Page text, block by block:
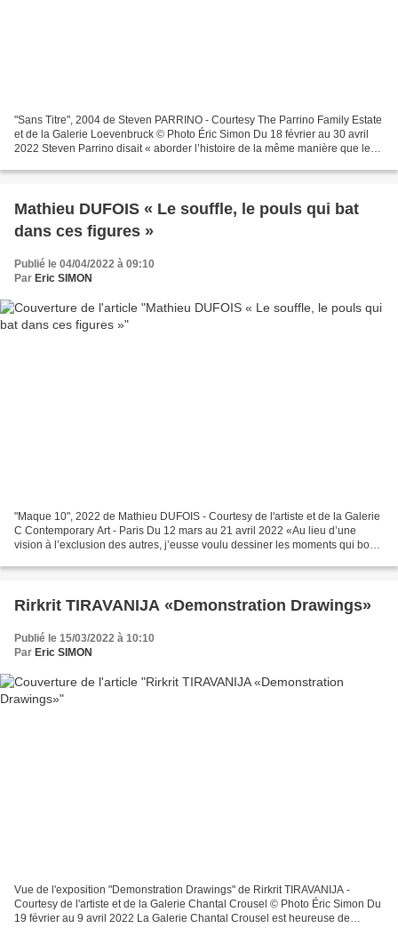
"Sans Titre", 2004 de Steven PARRINO - Courtesy The Parrino Family Estate
et de la Galerie Loevenbruck © Photo Éric Simon Du 18 février au 30 avril
2022 Steven Parrino disait « aborder l’histoire de la même manière que le
Mathieu DUFOIS « Le souffle, le pouls qui bat
dans ces figures »
Publié le 04/04/2022 à 09:10
Par Eric SIMON
"Maque 10", 2022 de Mathieu DUFOIS - Courtesy de l'artiste et de la Galerie
C Contemporary Art - Paris Du 12 mars au 21 avril 2022 «Au lieu d’une
vision à l’exclusion des autres, j’eusse voulu dessiner les moments qui bout
Rirkrit TIRAVANIJA «Demonstration Drawings»
Publié le 15/03/2022 à 10:10
Par Eric SIMON
Vue de l'exposition "Demonstration Drawings" de Rirkrit TIRAVANIJA -
Courtesy de l'artiste et de la Galerie Chantal Crousel © Photo Éric Simon Du
19 février au 9 avril 2022 La Galerie Chantal Crousel est heureuse de